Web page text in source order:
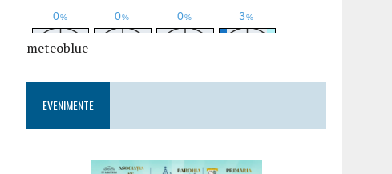
meteoblue
EVENIMENTE